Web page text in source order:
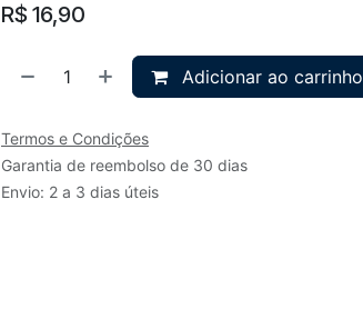
R$ 16,90
Adicionar ao carrinho
Termos e Condições
Garantia de reembolso de 30 dias
Envio: 2 a 3 dias úteis